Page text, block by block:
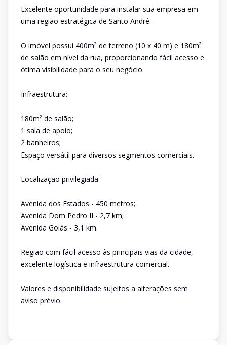
Excelente oportunidade para instalar sua empresa em
uma região estratégica de Santo André.
O imóvel possui 400m² de terreno (10 x 40 m) e 180m²
de salão em nível da rua, proporcionando fácil acesso e
ótima visibilidade para o seu negócio.
Infraestrutura:
180m² de salão;
1 sala de apoio;
2 banheiros;
Espaço versátil para diversos segmentos comerciais.
Localização privilegiada:
Avenida dos Estados - 450 metros;
Avenida Dom Pedro II - 2,7 km;
Avenida Goiás - 3,1 km.
Região com fácil acesso às principais vias da cidade,
excelente logística e infraestrutura comercial.
Valores e disponibilidade sujeitos a alterações sem
aviso prévio.